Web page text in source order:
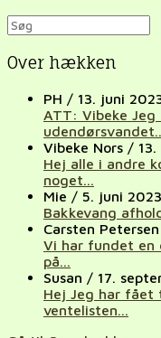
Over hækken
PH / 13. juni
ATT: Vibeke
Vibeke Nors /
Hej alle i andre
noget...
Mie / 5. juni 2023
Bakkevang
Carsten Petersen
Vi har fundet en
på...
Susan / 17.
Hej Jeg har fået
ventelisten...